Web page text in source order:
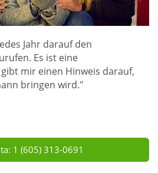
Jahr darauf den
Es ist eine
mir einen Hinweis darauf,
bringen wird."
1 (605) 313-0691